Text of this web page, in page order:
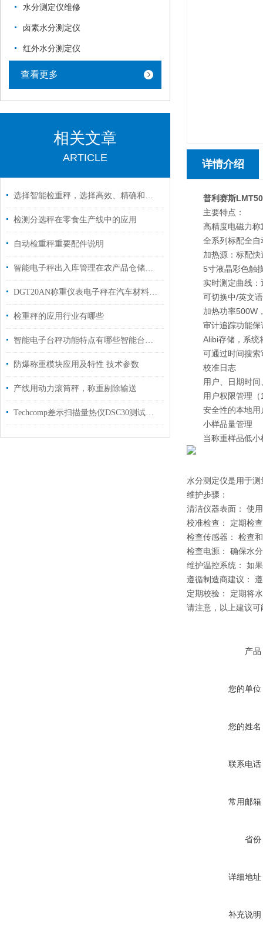
水分测定仪维修
卤素水分测定仪
红外水分测定仪
查看更多
相关文章
ARTICLE
选择智能检重秤，选择高效、精确和可靠！
检测分选秤在零食生产线中的应用
自动检重秤重要配件说明
智能电子秤出入库管理在农产品仓储中的应用
DGT20AN称重仪表电子秤在汽车材料行业中的应用
检重秤的应用行业有哪些
​智能电子台秤功能特点有哪些智能台秤参数
防爆称重模块应用及特性 技术参数
产线用动力滚筒秤，称重剔除输送
Techcomp差示扫描量热仪DSC30测试工业卷材地板固化度
详情介绍
普利赛斯
主要特点：
高精度电磁力
全系列标配全
加热源：标配
5寸液晶彩色触
实时测定曲线
可切换中/英文
加热功率500W
审计追踪功能
Alibi存储，系统
可通过时间搜
校准日志
用户、日期时
用户权限管理（
安全性的本地用
小样品量管理
当称重样品低
水分测定仪是用于
维护步骤：
清洁仪器表面： 使
校准检查： 定期检
检查传感器： 检查
检查电源： 确保水
维护温控系统： 如
遵循制造商建议：
定期校验： 定期将
请注意，以上建议
产品
您的单位
您的姓名
联系电话
常用邮箱
省份
详细地址
补充说明